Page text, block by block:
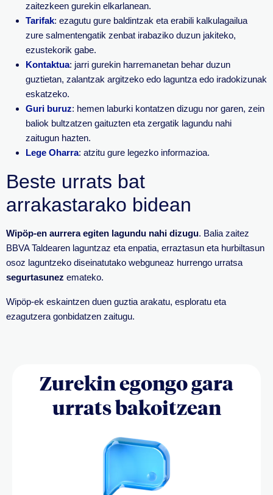
zaitezkeen gurekin elkarlanean.
Tarifak: ezagutu gure baldintzak eta erabili kalkulagailua
zure salmentengatik zenbat irabaziko duzun jakiteko,
ezustekorik gabe.
Kontaktua: jarri gurekin harremanetan behar duzun
guztietan, zalantzak argitzeko edo laguntza edo iradokizunak
eskatzeko.
Guri buruz: hemen laburki kontatzen dizugu nor garen, zein
baliok bultzatzen gaituzten eta zergatik lagundu nahi
zaitugun hazten.
Lege Oharra: atzitu gure legezko informazioa.
Beste urrats bat
arrakastarako bidean
Wipöp-en aurrera egiten lagundu nahi dizugu. Balia zaitez
BBVA Taldearen laguntzaz eta enpatia, erraztasun eta hurbiltasun
osoz laguntzeko diseinatutako webguneaz hurrengo urratsa
segurtasunez emateko.
Wipöp-ek eskaintzen duen guztia arakatu, esploratu eta
ezagutzera gonbidatzen zaitugu.
Zurekin egongo gara
urrats bakoitzean